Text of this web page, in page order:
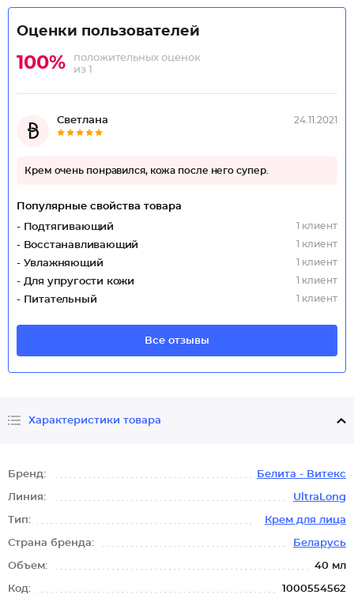
Оценки пользователей
100%
положительных оценок
из 1
Светлана 24.11.2021
Крем очень понравился, кожа после него супер.
Популярные свойства товара
- Подтягивающий
1 клиент
- Восстанавливающий 1 клиент
- Увлажняющий 1 клиент
- Для упругости кожи 1 клиент
- Питательный 1 клиент
Все отзывы
Характеристики товара
Бренд: Белита - Витекс
Линия: UltraLong
Тип: Крем для лица
Страна бренда: Беларусь
Объем: 40 мл
Код: 1000554562